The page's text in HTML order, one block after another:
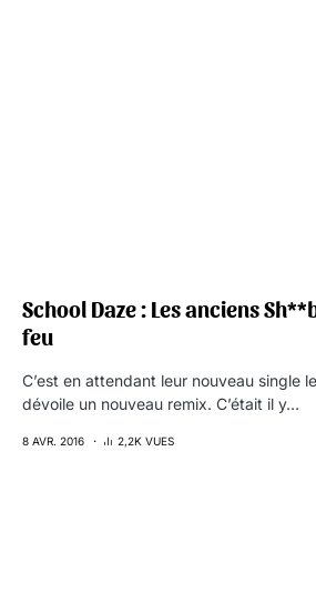
School Daze : Les anciens
feu
C’est en attendant leur nouveau single
dévoile un nouveau remix. C’était il y…
8 AVR. 2016 2,2K VUES